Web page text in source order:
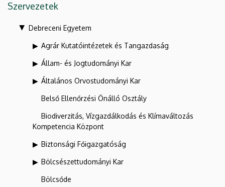
Szervezetek
Debreceni Egyetem
Agrár Kutatóintézetek és Tangazdaság
Állam- és Jogtudományi Kar
Általános Orvostudományi Kar
Belső Ellenőrzési Önálló Osztály
Biodiverzitás, Vízgazdálkodás és Klímaváltozás
Kompetencia Központ
Biztonsági Főigazgatóság
Bölcsészettudományi Kar
Bölcsőde